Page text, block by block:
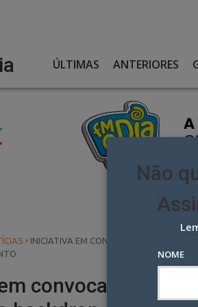
ÚLTIMAS ANTERIORES
› INICIATIVA EM CONVOCAÇÃO DA
convocação da
Não
NOME